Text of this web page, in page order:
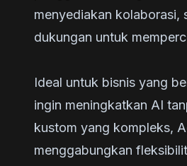
menyediakan kolaborasi,
dukungan untuk
Ideal untuk bisnis yang
ingin meningkatkan AI
kustom yang kompleks,
menggabungkan